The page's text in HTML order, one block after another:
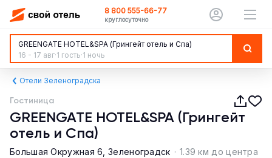
8 800 555-66-77
круглосуточно
GREENGATE HOTEL&SPA (Грингейт отель и Спа)
16 - 17 авг·1 гость·1 ночь
Отели Зеленоградска
Гостиница
GREENGATE HOTEL&SPA (Грингейт
отель и Спа)
Большая Окружная 6, Зеленоградск · 1.39 км до центра